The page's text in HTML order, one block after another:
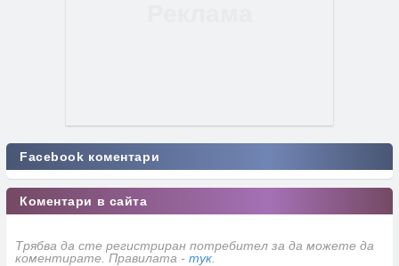
Facebook коментари
Коментари в сайта
Трябва да сте регистриран потребител за да можете да
коментирате. Правилата - тук